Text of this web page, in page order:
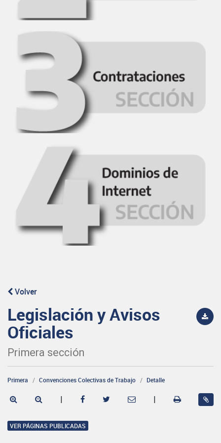
Volver
Legislación y Avisos
Oficiales
Primera sección
Primera Convenciones Colectivas de Trabajo Detalle
| |
VER PÁGINAS PUBLICADAS